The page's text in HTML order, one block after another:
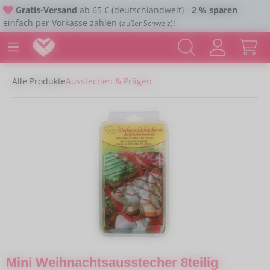
Zum Hauptinhalt springen
Gratis-Versand ab 65 € (deutschlandweit) - 2 % sparen –
einfach per Vorkasse zahlen (außer Schweiz)!
Alle ProdukteAusstechen & Prägen
Mini Weihnachtsausstecher 8teilig